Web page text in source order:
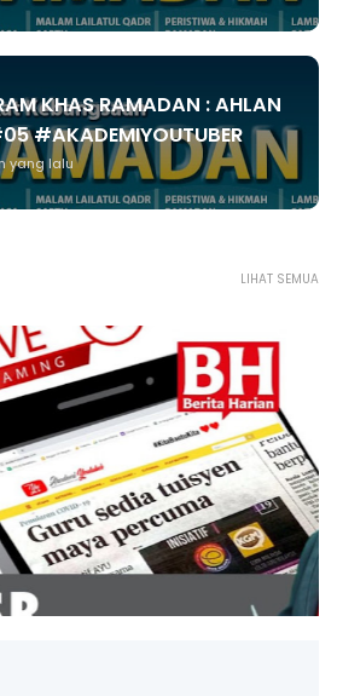
KHAS RAMADAN : AHLAN
#AKADEMIYOUTUBER
yang lalu
LIHAT SEMUA